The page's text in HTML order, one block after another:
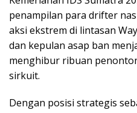
penampilan para drifter
aksi ekstrem di lintasan
dan kepulan asap ban
menghibur ribuan
sirkuit.
Dengan posisi strategis